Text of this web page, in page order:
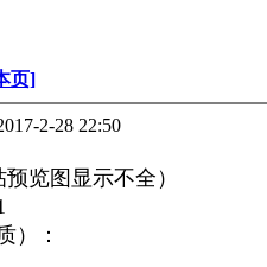
页]
2-28 22:50
览图显示不全）
）：